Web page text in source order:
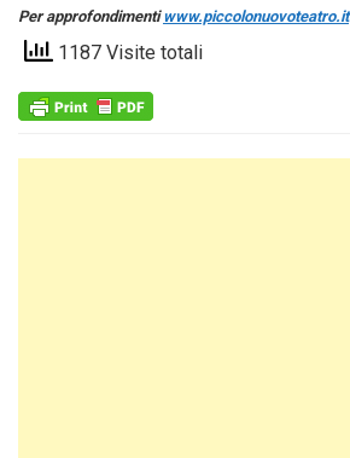
Per approfondimenti www.piccolonuovoteatro.it
1187 Visite totali